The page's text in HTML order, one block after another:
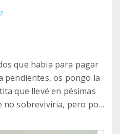
que habia para pagar
pendientes, os pongo la
que llevé en pésimas
no sobreviviria, pero por
LLegó sin apenas
y deshidratada,